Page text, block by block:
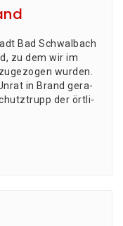
Bad Schwal­bach
zu dem wir im
wurden.
in Brand gera­
der ört­li­